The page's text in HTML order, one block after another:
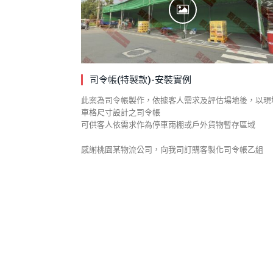
司令帳(特製款)-安裝實例
此案為司令帳製作，依據客人需求及評估場地後，以現
車格尺寸設計之司令帳
可供客人依需求作為停車雨棚或戶外貨物暫存區域
感謝桃園某物流公司，向我司訂購客製化司令帳乙組